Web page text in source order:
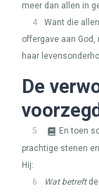
meer dan allen in
4
Want die
offergave aan
haar
De
voorzegd
5
En toen
prachtige stenen
Hij:
6
Wat betreft